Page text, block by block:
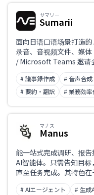
サマリー
Sumarii
面向日语口语场景打造
录音、音视频文件、媒
/ Microsoft Teams 邀请
戳的转写到带模板的 AI
在于可当场修正出错的
“需要确认的词”，以及在
写内容和纪要均保存在
每月 3 小时以内免费，
# 議事録作成 # 音声合
# 要約・翻訳
# 業務効率
マナス
Manus
能一站式完成调研、报
AI智能体。只需告知目标
直至任务完成。其特色
作的多智能体架构。
# AIエージェント # 生成